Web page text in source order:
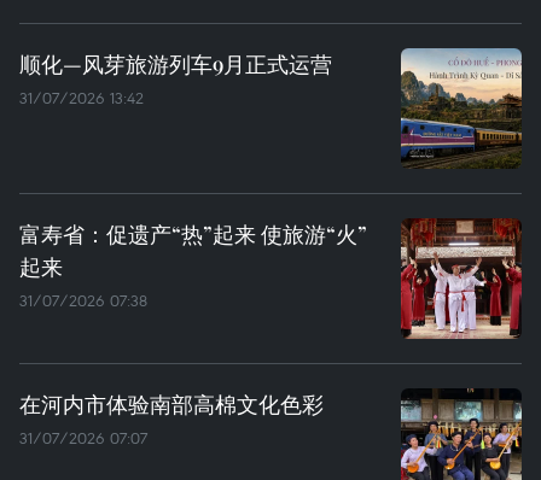
顺化—风芽旅游列车9月正式运营
31/07/2026 13:42
富寿省：促遗产“热”起来 使旅游“火”
起来
31/07/2026 07:38
在河内市体验南部高棉文化色彩
31/07/2026 07:07